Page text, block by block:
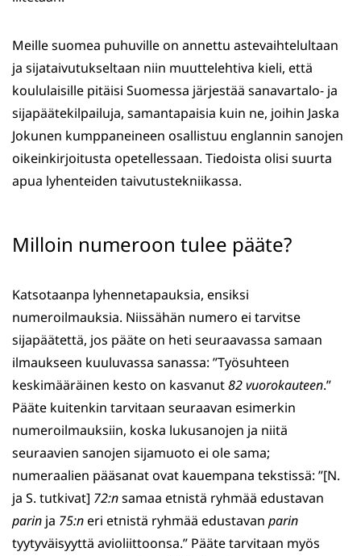
Meille suomea puhuville on annettu astevaihtelultaan
ja sijataivutukseltaan niin muuttelehtiva kieli, että
koululaisille pitäisi Suomessa järjestää sanavartalo- ja
sijapäätekilpailuja, samantapaisia kuin ne, joihin Jaska
Jokunen kumppaneineen osallistuu englannin sanojen
oikeinkirjoitusta opetellessaan. Tiedoista olisi suurta
apua lyhenteiden taivutustekniikassa.
Milloin numeroon tulee pääte?
Katsotaanpa lyhennetapauksia, ensiksi
numeroilmauksia. Niissähän numero ei tarvitse
sijapäätettä, jos pääte on heti seuraavassa samaan
ilmaukseen kuuluvassa sanassa: ”Työsuhteen
keskimääräinen kesto on kasvanut82 vuorokauteen.”
Pääte kuitenkin tarvitaan seuraavan esimerkin
numeroilmauksiin, koska lukusanojen ja niitä
seuraavien sanojen sijamuoto ei ole sama;
numeraalien pääsanat ovat kauempana tekstissä: ”[N.
ja S. tutkivat] 72:nsamaa etnistä ryhmää edustavan
parin ja 75:neri etnistä ryhmää edustavan parin
tyytyväisyyttä avioliittoonsa.” Pääte tarvitaan myös